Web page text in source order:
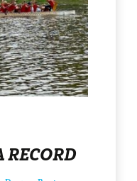
RECORD